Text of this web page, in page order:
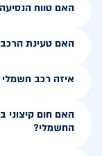
האם טווח
האם טעינת
איזה רכב
האם חום קיצוני
החשמלי?